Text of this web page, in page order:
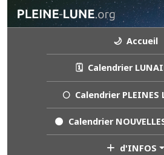
🌙 Accueil
🗓️ Calendrier
🌕 Calendrier PLEINES
🌑 Calendrier
d'INFOS